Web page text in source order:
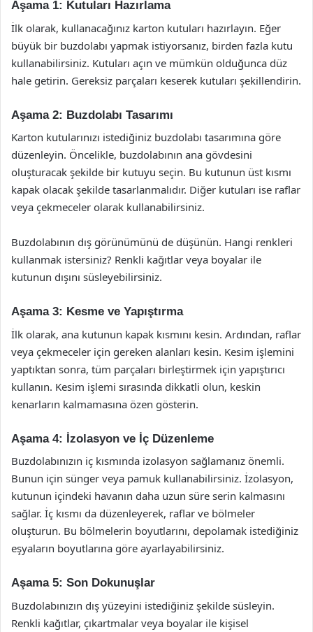
Aşama 1: Kutuları Hazırlama
İlk olarak, kullanacağınız karton kutuları hazırlayın. Eğer
büyük bir buzdolabı yapmak istiyorsanız, birden fazla kutu
kullanabilirsiniz. Kutuları açın ve mümkün olduğunca düz
hale getirin. Gereksiz parçaları keserek kutuları şekillendirin.
Aşama 2: Buzdolabı Tasarımı
Karton kutularınızı istediğiniz buzdolabı tasarımına göre
düzenleyin. Öncelikle, buzdolabının ana gövdesini
oluşturacak şekilde bir kutuyu seçin. Bu kutunun üst kısmı
kapak olacak şekilde tasarlanmalıdır. Diğer kutuları ise raflar
veya çekmeceler olarak kullanabilirsiniz.
Buzdolabının dış görünümünü de düşünün. Hangi renkleri
kullanmak istersiniz? Renkli kağıtlar veya boyalar ile
kutunun dışını süsleyebilirsiniz.
Aşama 3: Kesme ve Yapıştırma
İlk olarak, ana kutunun kapak kısmını kesin. Ardından, raflar
veya çekmeceler için gereken alanları kesin. Kesim işlemini
yaptıktan sonra, tüm parçaları birleştirmek için yapıştırıcı
kullanın. Kesim işlemi sırasında dikkatli olun, keskin
kenarların kalmamasına özen gösterin.
Aşama 4: İzolasyon ve İç Düzenleme
Buzdolabınızın iç kısmında izolasyon sağlamanız önemli.
Bunun için sünger veya pamuk kullanabilirsiniz. İzolasyon,
kutunun içindeki havanın daha uzun süre serin kalmasını
sağlar. İç kısmı da düzenleyerek, raflar ve bölmeler
oluşturun. Bu bölmelerin boyutlarını, depolamak istediğiniz
eşyaların boyutlarına göre ayarlayabilirsiniz.
Aşama 5: Son Dokunuşlar
Buzdolabınızın dış yüzeyini istediğiniz şekilde süsleyin.
Renkli kağıtlar, çıkartmalar veya boyalar ile kişisel